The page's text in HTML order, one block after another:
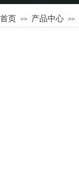
首页 >> 产品中心 >>